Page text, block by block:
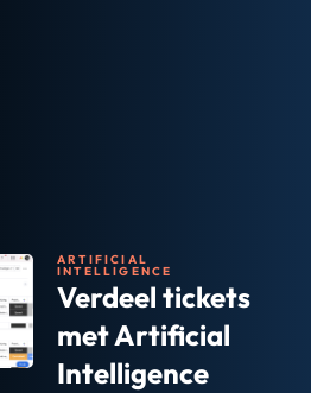
ARTIFICIAL
INTELLIGENCE
Verdeel tickets
met Artificial
Intelligence